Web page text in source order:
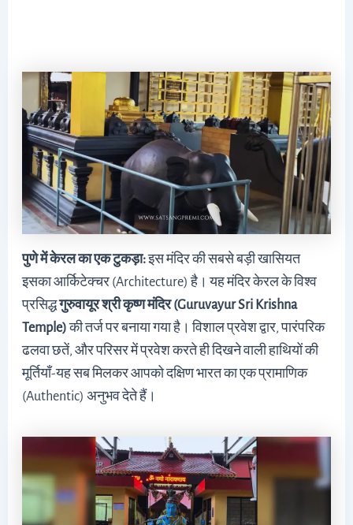
पुणे में केरल का एक टुकड़ा:इस मंदिर की सबसे बड़ी खासियत
इसका आर्किटेक्चर (Architecture) है। यह मंदिर केरल के विश्व
प्रसिद्धगुरुवायूर श्री कृष्ण मंदिर (Guruvayur Sri Krishna
Temple)की तर्ज पर बनाया गया है। विशाल प्रवेश द्वार, पारंपरिक
ढलवा छतें, और परिसर में प्रवेश करते ही दिखने वाली हाथियों की
मूर्तियाँ-यह सब मिलकर आपको दक्षिण भारत का एक प्रामाणिक
(Authentic) अनुभव देते हैं।